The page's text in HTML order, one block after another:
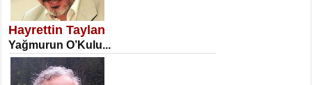
Öğretmenler Günü Mahkemesi...
Hayrettin Taylan
Yağmurun O’Kulu...